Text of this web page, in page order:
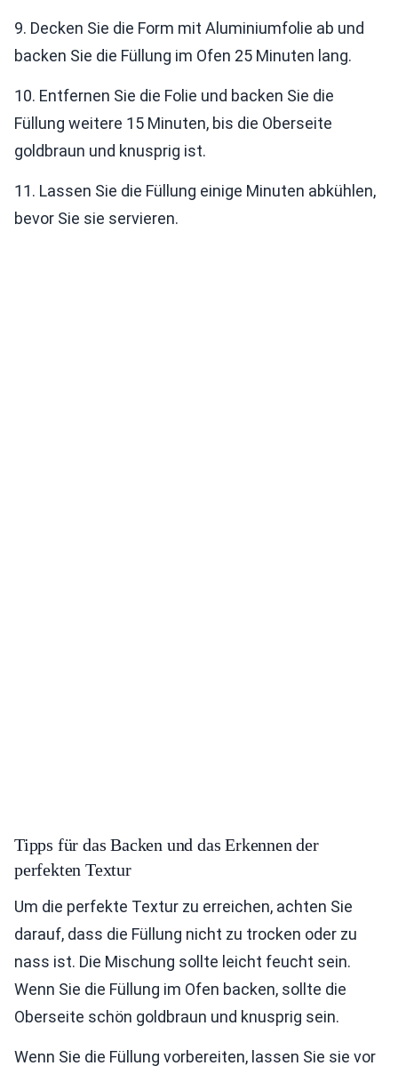
9. Decken Sie die Form mit Aluminiumfolie ab und
backen Sie die Füllung im Ofen 25 Minuten lang.
10. Entfernen Sie die Folie und backen Sie die
Füllung weitere 15 Minuten, bis die Oberseite
goldbraun und knusprig ist.
11. Lassen Sie die Füllung einige Minuten abkühlen,
bevor Sie sie servieren.
Tipps für das Backen und das Erkennen der
perfekten Textur
Um die perfekte Textur zu erreichen, achten Sie
darauf, dass die Füllung nicht zu trocken oder zu
nass ist. Die Mischung sollte leicht feucht sein.
Wenn Sie die Füllung im Ofen backen, sollte die
Oberseite schön goldbraun und knusprig sein.
Wenn Sie die Füllung vorbereiten, lassen Sie sie vor